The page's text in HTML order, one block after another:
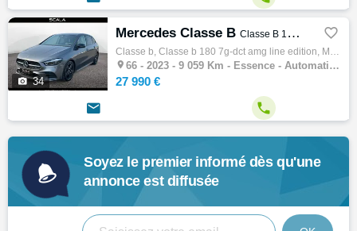
 34
Mercedes Classe B Classe B 180 7G-DCT AMG Line Edition 
Classe b, Classe b 180 7g-dct amg line edition, Monospace, 03/2023, 136ch, 7cv, 9059 km, 5 portes, 5 places, Clim. auto, Essence, Boite de …
 66 - 2023 - 9 059 Km - Essence - Automatique - Monospace
27 990 €
 
Soyez le premier informé dès qu'une
annonce est diffusée